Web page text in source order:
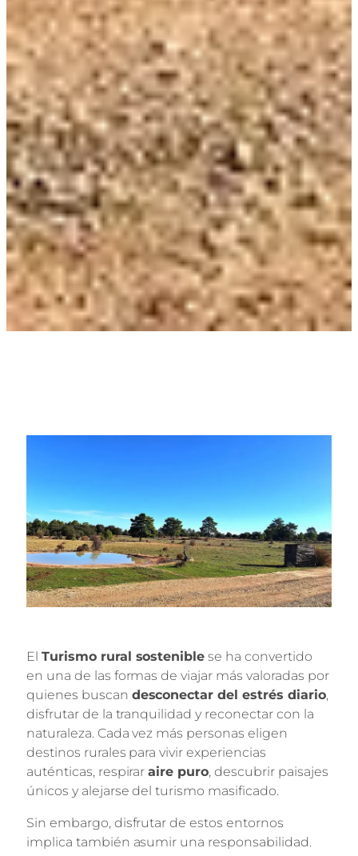
El Turismo rural sostenible se ha convertido
en una de las formas de viajar más valoradas por
quienes buscan desconectar del estrés diario,
disfrutar de la tranquilidad y reconectar con la
naturaleza. Cada vez más personas eligen
destinos rurales para vivir experiencias
auténticas, respiraraire puro, descubrir paisajes
únicos y alejarse del turismo masificado.
Sin embargo, disfrutar de estos entornos
implica también asumir una responsabilidad.